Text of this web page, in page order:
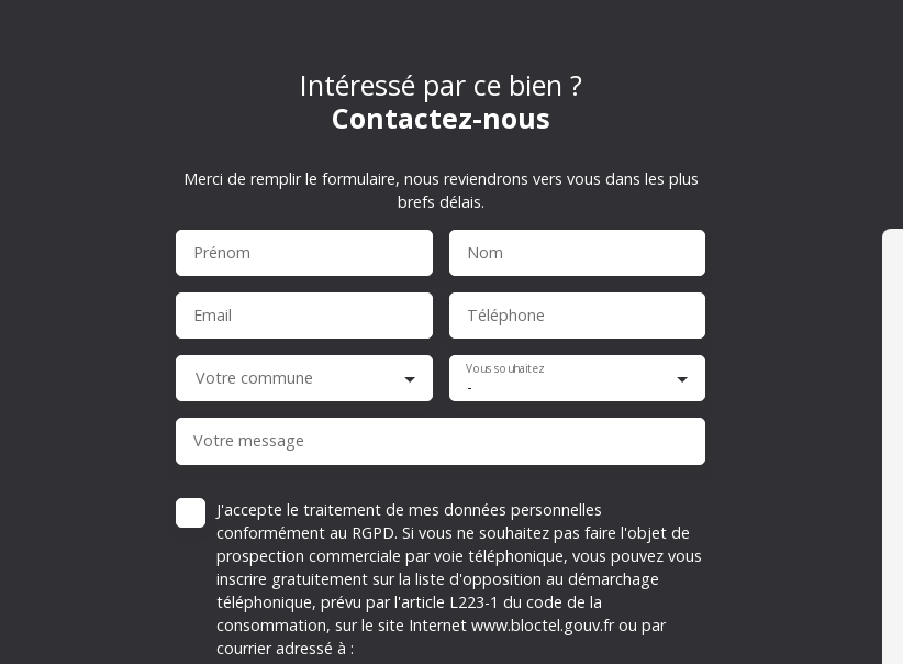
Intéressé par ce bien ?
Contactez-nous
Merci de remplir le formulaire, nous reviendrons vers vous dans les plus
brefs délais.
Prénom Nom
Email Téléphone
Votre commune -
Vous souhaitez
Votre message
J'accepte le traitement de mes données personnelles
conformément au RGPD. Si vous ne souhaitez pas faire l'objet de
prospection commerciale par voie téléphonique, vous pouvez vous
inscrire gratuitement sur la liste d'opposition au démarchage
téléphonique, prévu par l'article L223-1 du code de la
consommation, sur le site Internet www.bloctel.gouv.fr ou par
courrier adressé à :